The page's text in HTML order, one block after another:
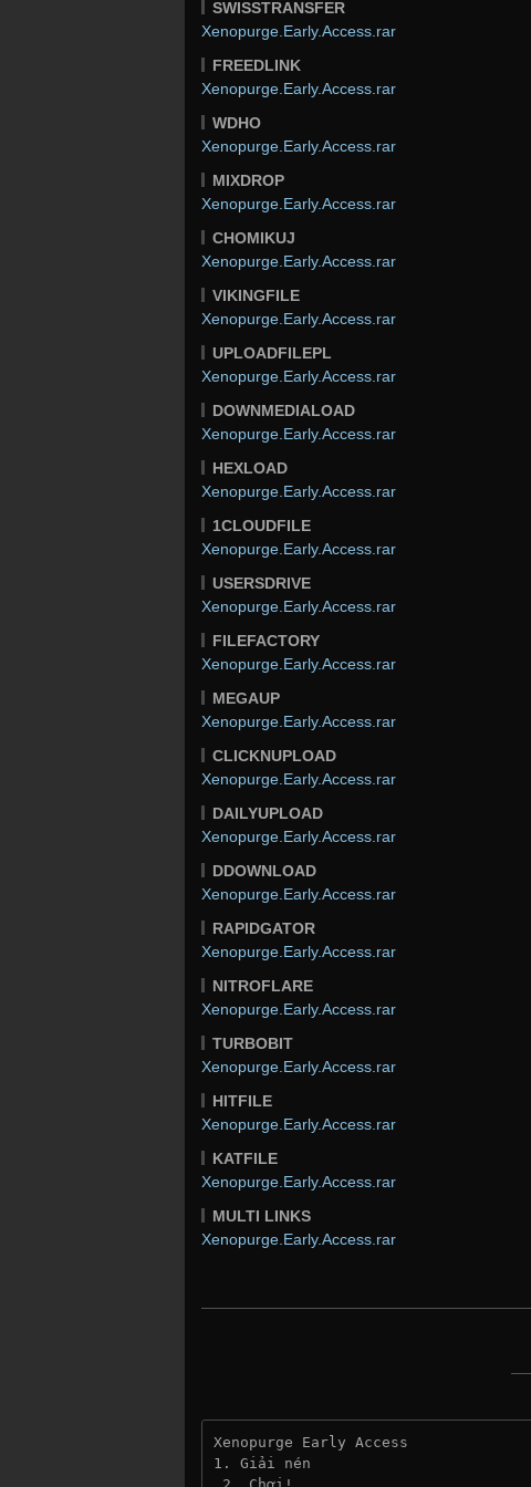
SWISSTRANSFER
Xenopurge.Early.Access.rar
FREEDLINK
Xenopurge.Early.Access.rar
WDHO
Xenopurge.Early.Access.rar
MIXDROP
Xenopurge.Early.Access.rar
CHOMIKUJ
Xenopurge.Early.Access.rar
VIKINGFILE
Xenopurge.Early.Access.rar
UPLOADFILEPL
Xenopurge.Early.Access.rar
DOWNMEDIALOAD
Xenopurge.Early.Access.rar
HEXLOAD
Xenopurge.Early.Access.rar
1CLOUDFILE
Xenopurge.Early.Access.rar
USERSDRIVE
Xenopurge.Early.Access.rar
FILEFACTORY
Xenopurge.Early.Access.rar
MEGAUP
Xenopurge.Early.Access.rar
CLICKNUPLOAD
Xenopurge.Early.Access.rar
DAILYUPLOAD
Xenopurge.Early.Access.rar
DDOWNLOAD
Xenopurge.Early.Access.rar
RAPIDGATOR
Xenopurge.Early.Access.rar
NITROFLARE
Xenopurge.Early.Access.rar
TURBOBIT
Xenopurge.Early.Access.rar
HITFILE
Xenopurge.Early.Access.rar
KATFILE
Xenopurge.Early.Access.rar
MULTI LINKS
Xenopurge.Early.Access.rar
Xenopurge Early Access
1. Giải nén